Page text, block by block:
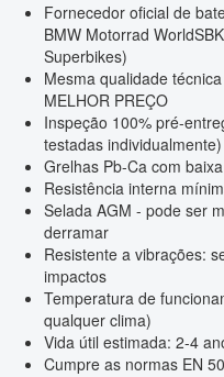
Fornecedor oficial de
BMW Motorrad
Superbikes)
Mesma qualidade
MELHOR PREÇO
Inspeção 100% pré-
testadas individualmente)
Grelhas Pb-Ca com
Resistência interna
Selada AGM - pode ser
derramar
Resistente a vibrações:
impactos
Temperatura de
qualquer clima)
Vida útil estimada: 2-4
Cumpre as normas EN